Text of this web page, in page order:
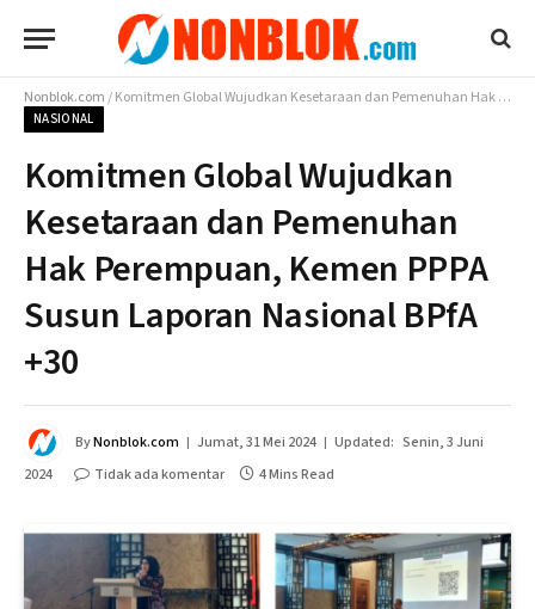
Nonblok.com/Komitmen Global Wujudkan Kesetaraan dan Pemenuhan Hak Perempuan, Kemen PPPA Susun Laporan Nasional BPfA +30
NASIONAL
Komitmen Global Wujudkan
Kesetaraan dan Pemenuhan
Hak Perempuan, Kemen PPPA
Susun Laporan Nasional BPfA
+30
ByNonblok.com Jumat, 31 Mei 2024 Updated: Senin, 3 Juni
2024
Tidak ada komentar 4 Mins Read